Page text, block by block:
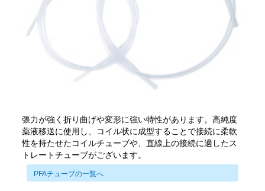
張力が強く折り曲げや変形に強い特性があります。高純度
薬液移送に使用し、コイル状に成型することで接続に柔軟
性を持たせたコイルチューブや、直線上の接続に適したス
トレートチューブがございます。
PFAチューブの一覧へ